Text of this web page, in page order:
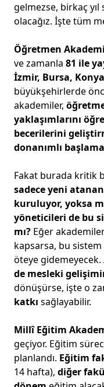
gelmezse, birkaç yıl
olacağız. İşte tüm
Öğretmen
ve zamanla 81 ile
İzmir, Bursa,
büyükşehirlerde
akademiler,
yaklaşımlarını
becerilerini
donanımlı
Fakat burada kritik
sadece yeni
kuruluyor, yoksa
yöneticileri de bu
mı? Eğer
kapsarsa, bu sistem
öteye gidemeyecek.
de mesleki
dönüşürse, işte o
katkı sağlayabilir.
Millî Eğitim
geçiyor. Eğitim
planlandı. Eğitim
14 hafta), diğer